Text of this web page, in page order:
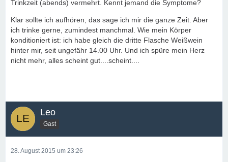
Trinkzeit (abends) vermehrt. Kennt jemand die Symptome?
Klar sollte ich aufhören, das sage ich mir die ganze Zeit. Aber
ich trinke gerne, zumindest manchmal. Wie mein Körper
konditioniert ist: ich habe gleich die dritte Flasche Weißwein
hinter mir, seit ungefähr 14.00 Uhr. Und ich spüre mein Herz
nicht mehr, alles scheint gut....scheint....
Leo
Gast
28. August 2015 um 23:26